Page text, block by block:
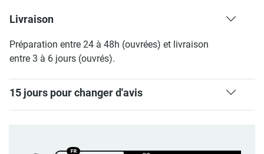
Livraison
Préparation entre 24 à 48h (ouvrées) et livraison
entre 3 à 6 jours (ouvrés).
15 jours pour changer d'avis